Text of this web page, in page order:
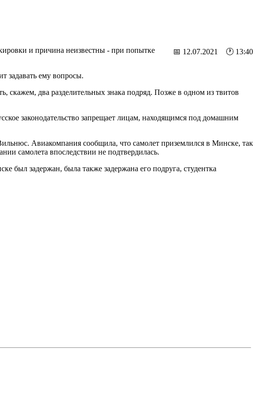
📅 12.07.2021 🕐 13:40
и причина неизвестны - при попытке
задавать ему вопросы.
скажем, два разделительных знака подряд. Позже в одном из твитов
законодательство запрещает лицам, находящимся под домашним
Авиакомпания сообщила, что самолет приземлился в Минске, так
самолета впоследствии не подтвердилась.
был задержан, была также задержана его подруга, студентка